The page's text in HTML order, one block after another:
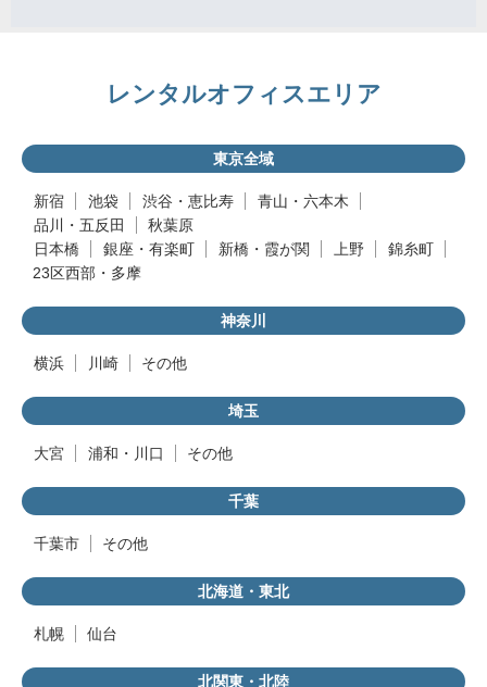
レンタルオフィスエリア
東京全域
新宿 池袋 渋谷・恵比寿
青山・六本木
品川・五反田
秋葉原
日本橋
銀座・有楽町 新橋・霞が関 上野
錦糸町
23区西部・多摩
神奈川
横浜 川崎 その他
埼玉
大宮 浦和・川口 その他
千葉
千葉市 その他
北海道・東北
札幌 仙台
北関東・北陸